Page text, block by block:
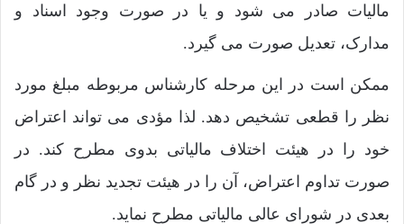
مالیات صادر می شود و یا در صورت وجود اسناد و
مدارک، تعدیل صورت می گیرد.
ممکن است در این مرحله کارشناس مربوطه مبلغ مورد
نظر را قطعی تشخیص دهد. لذا مؤدی می تواند اعتراض
خود را در هیئت اختلاف مالیاتی بدوی مطرح کند. در
صورت تداوم اعتراض، آن را در هیئت تجدید نظر و در گام
بعدی در شورای عالی مالیاتی مطرح نماید.